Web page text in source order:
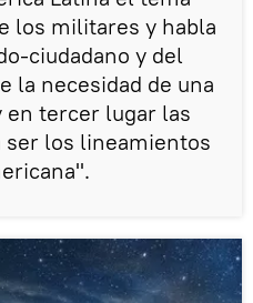
los militares y habla
ciudadano y del
la necesidad de una
en tercer lugar las
ser los lineamientos